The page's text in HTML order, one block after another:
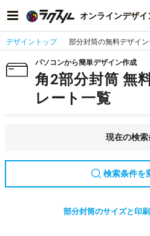
オンラインデザイ
デザイントップ 部分封筒の無料デザイ
パソコンから簡単デザイン作成
角2部分封筒 無
レート一覧
現在の検索
検索条件を
部分封筒のサイズと印